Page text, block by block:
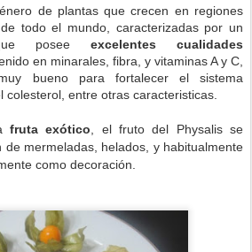
énero de plantas que crecen en regiones
todo el mundo, caracterizadas por un
posee excelentes cualidades
en minarales, fibra, y vitaminas A y C,
bueno para fortalecer el sistema
colesterol, entre otras caracteristicas.
fruta exótico , el fruto del Physalis se
de mermeladas, helados, y habitualmente
como decoración.